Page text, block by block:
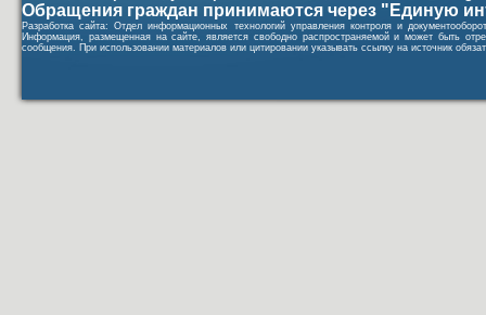
Обращения граждан принимаются через "Единую
Разработка сайта: Отдел информационных технологий управления контроля и
Информация, размещенная на сайте, является свободно распространяемой и может быть
сообщения. При использовании материалов или цитировании указывать ссылку на источник